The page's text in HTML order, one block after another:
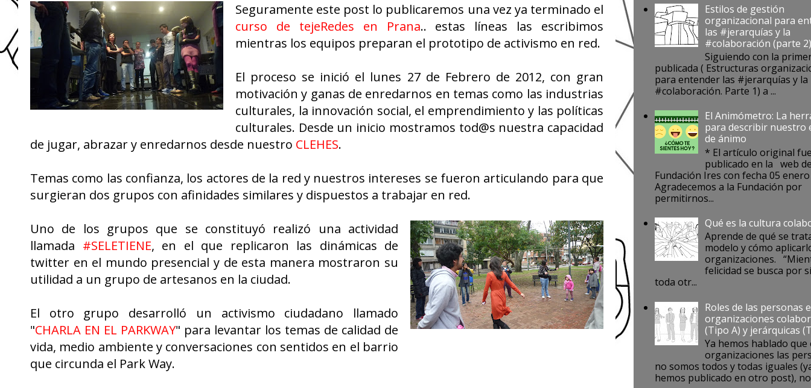
Seguramente este post lo publicaremos una vez ya terminado el
curso de tejeRedes en Prana.. estas líneas las escribimos
mientras los equipos preparan el prototipo de activismo en red.
El proceso se inició el lunes 27 de Febrero de 2012, con gran
motivación y ganas de enredarnos en temas como las industrias
culturales, la innovación social, el emprendimiento y las políticas
culturales. Desde un inicio mostramos tod@s nuestra capacidad
de jugar, abrazar y enredarnos desde nuestro CLEHES.
Temas como las confianza, los actores de la red y nuestros intereses se fueron articulando para que
surgieran dos grupos con afinidades similares y dispuestos a trabajar en red.
Uno de los grupos que se constituyó realizó una actividad
llamada #SELETIENE, en el que replicaron las dinámicas de
twitter en el mundo presencial y de esta manera mostraron su
utilidad a un grupo de artesanos en la ciudad.
El otro grupo desarrolló un activismo ciudadano llamado
"CHARLA EN EL PARKWAY" para levantar los temas de calidad de
vida, medio ambiente y conversaciones con sentidos en el barrio
que circunda el Park Way.
Estilos de gestión
organizacional para
las #jerarquías y la
#colaboración (parte
Siguiendo con la
publicada ( Estructuras
para entender las #jerarquías y la
#colaboración. Parte 1) a ...
El Animómetro: La
para describir nuestro
de ánimo
* El artículo original
publicado en la web
Fundación Ires con fecha 05 enero
Agradecemos a la Fundación por
permitirnos...
Qué es la cultura
Aprende de qué se
modelo y cómo
organizaciones.
felicidad se busca por
toda otr...
Roles de las personas
organizaciones
(Tipo A) y jerárquicas
Ya hemos hablado que
organizaciones las
no somos todos y todas iguales
hemos publicado en otro post),